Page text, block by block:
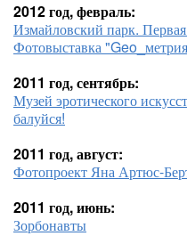
2012 год, февраль:
Измайловский парк.
Фотовыставка
2011 год, сентябрь:
Музей эротического
балуйся!
2011 год, август:
Фотопроект Яна Артюс-
2011 год, июнь:
Зорбонавты